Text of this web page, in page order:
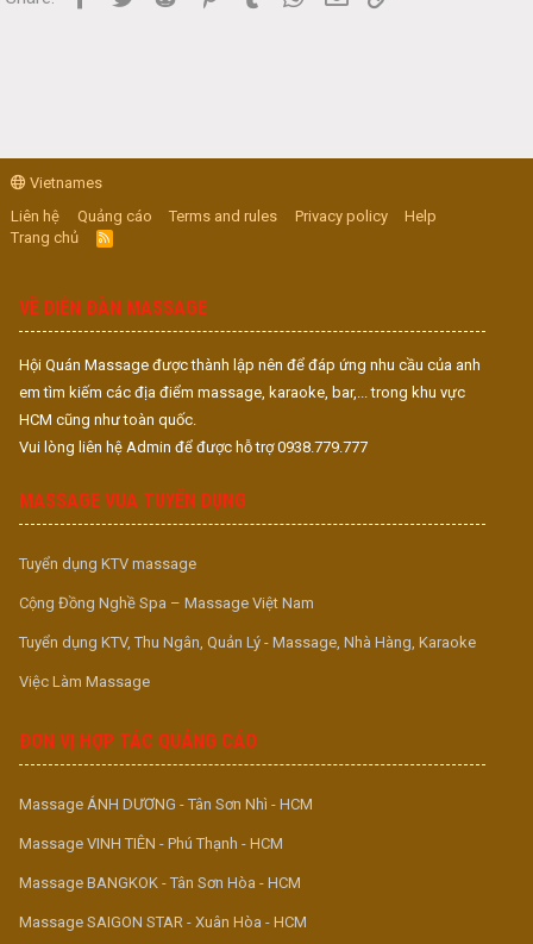
Vietnames
Liên hệ
Quảng cáo Terms and rules Privacy policy
Help
Trang chủ
R
S
VỀ DIỄN ĐÀN MASSAGE
Hội Quán Massage được thành lập nên để đáp ứng nhu cầu của anh
em tìm kiếm các địa điểm massage, karaoke, bar,... trong khu vực
HCM cũng như toàn quốc.
Vui lòng liên hệ Admin để được hỗ trợ 0938.779.777
MASSAGE VUA TUYỂN DỤNG
Tuyển dụng KTV massage
Cộng Đồng Nghề Spa – Massage Việt Nam
Tuyển dụng KTV, Thu Ngân, Quản Lý - Massage, Nhà Hàng, Karaoke
Việc Làm Massage
ĐƠN VỊ HỢP TÁC QUẢNG CÁO
Massage ÁNH DƯƠNG - Tân Sơn Nhì - HCM
Massage VINH TIÊN - Phú Thạnh - HCM
Massage BANGKOK - Tân Sơn Hòa - HCM
Massage SAIGON STAR - Xuân Hòa - HCM